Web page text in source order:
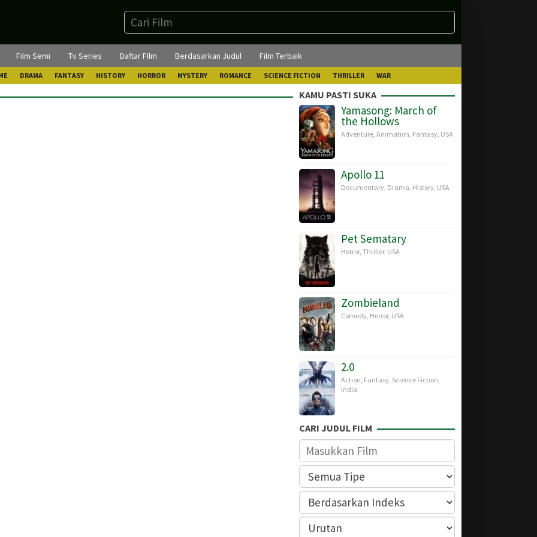
Film Semi Tv Series Daftar FIlm Berdasarkan Judul Film Terbaik
DRAMA FANTASY HISTORY HORROR MYSTERY ROMANCE SCIENCE FICTION THRILLER WAR
KAMU PASTI SUKA
Yamasong: March of
the Hollows
Adventure, Animation, Fantasy, USA
Apollo 11
Documentary, Drama, History, USA
Pet Sematary
Horror, Thriller, USA
Zombieland
Comedy, Horror, USA
2.0
Action, Fantasy, Science Fiction,
India
CARI JUDUL FILM